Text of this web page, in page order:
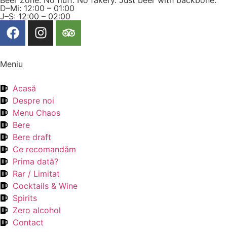
D–Mi: 12:00 – 01:00
J–S: 12:00 – 02:00
Meniu
Acasă
Despre noi
Menu Chaos
Bere
Bere draft
Ce recomandăm
Prima dată?
Rar / Limitat
Cocktails & Wine
Spirits
Zero alcohol
Contact